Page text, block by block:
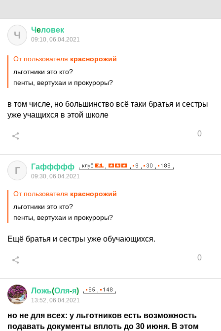
Ч Чeловек
09:10, 06.04.2021
От пользователя краснорожий
льготники это кто?
пенты, вертухаи и прокуроры?
в том числе, но большинство всё таки братья и сестры
уже учащихся в этой школе
0
Г Гаффффф
09:30, 06.04.2021
От пользователя краснорожий
льготники это кто?
пенты, вертухаи и прокуроры?
Ещё братья и сестры уже обучающихся.
0
Ложь(Оля-я)
13:52, 06.04.2021
но не для всех: у льготников есть возможность
подавать документы вплоть до 30 июня. В этом